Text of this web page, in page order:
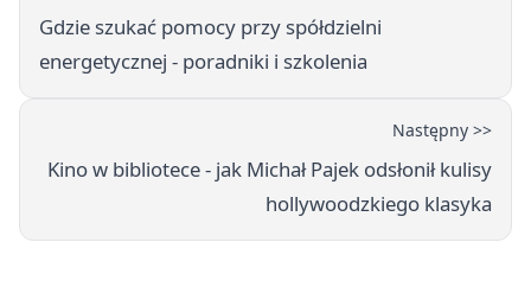
Gdzie szukać pomocy przy spółdzielni
energetycznej - poradniki i szkolenia
Następny >>
Kino w bibliotece - jak Michał Pajek odsłonił kulisy
hollywoodzkiego klasyka